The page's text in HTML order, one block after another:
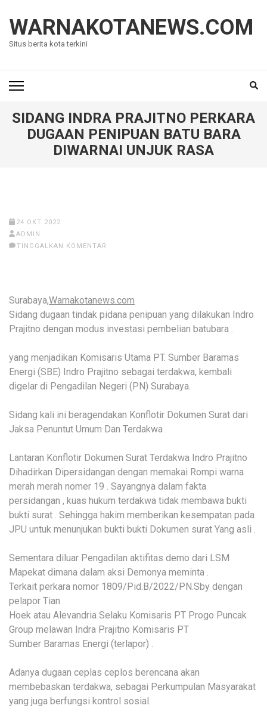
konten
(Tekan
WARNAKOTANEWS.COM
Situs berita kota terkini
SIDANG INDRA PRAJITNO PERKARA
DUGAAN PENIPUAN BATU BARA
DIWARNAI UNJUK RASA
24 OKT 2022
ADMIN
TINGGALKAN KOMENTAR
Surabaya,Warnakotanews.com
Sidang dugaan tindak pidana penipuan yang dilakukan Indro
Prajitno dengan modus investasi pembelian batubara .
yang menjadikan Komisaris Utama PT. Sumber Baramas
Energi (SBE) Indro Prajitno sebagai terdakwa, kembali
digelar di Pengadilan Negeri (PN) Surabaya.
Sidang kali ini beragendakan Konflotir Dokumen Surat dari
Jaksa Penuntut Umum Dan Terdakwa .
Lantaran Konflotir Dokumen Surat Terdakwa Indro Prajitno
Dihadirkan Dipersidangan dengan memakai Rompi warna
merah merah nomer 19 . Sayangnya dalam fakta
persidangan , kuas hukum terdakwa tidak membawa bukti
bukti surat . Sehingga hakim memberikan kesempatan pada
JPU untuk menunjukan bukti bukti Dokumen surat Yang asli .
Sementara diluar Pengadilan aktifitas demo dari LSM
Mapekat dimana dalam aksi Demonya meminta .
Terkait perkara nomor 1809/Pid.B/2022/PN.Sby dengan
pelapor Tian
Hoek atau Alevandria Selaku Komisaris PT Progo Puncak
Group melawan Indra Prajitno Komisaris PT
Sumber Baramas Energi (terlapor) .
Adanya dugaan ceplas ceplos berencana akan
membebaskan terdakwa, sebagai Perkumpulan Masyarakat
yang juga berfungsi kontrol sosial.